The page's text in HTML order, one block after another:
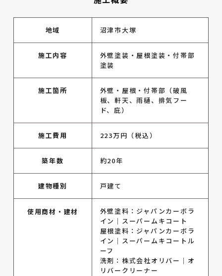
地域 沼津市大塚
施工内容
外壁塗装・屋根塗装・付帯部
塗装
施工箇所
外壁・屋根・付帯部（破風
板、軒天、雨樋、排気フー
ド、庇）
施工費用 223万円（税込）
築年数 約20年
建物種別 戸建て
使用商材・建材
外壁塗料：ジャパンカーボラ
イン｜スーパームキコート
屋根塗料：ジャパンカーボラ
イン｜スーパームキコートル
ーフ
洗剤：株式会社オリバー｜オ
リバークリーナー